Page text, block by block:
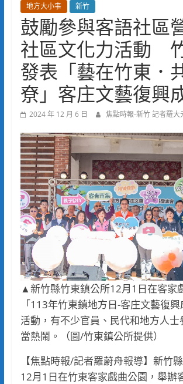
地方大小事 新竹
鼓勵參與客語社區
社區文化力活動
發表「藝在竹東．
尞」客庄文藝復興
2024 年 12 月 6 日 焦點時報-新竹 記者羅大
▲新竹縣竹東鎮公所12月1日在客家
「113年竹東鎮地方日-客庄文藝復興
活動，有不少官員、民代和地方人士
當熱鬧。（圖/竹東鎮公所提供）
【焦點時報/記者羅蔚舟報導】新竹
12月1日在竹東客家戲曲公園，舉辦